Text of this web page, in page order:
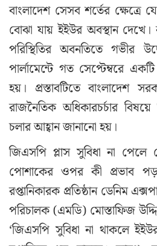
বাংলাদেশ সেসব শর্তের ক্ষেত্রে
বোঝা যায় ইইউর অবস্থান দেখে।
পরিস্থিতির অবনতিতে গভীর
পার্লামেন্টে গত সেপ্টেম্বরে
হয়। প্রস্তাবটিতে বাংলাদেশ
রাজনৈতিক অধিকারচর্চার
চলার আহ্বান জানানো হয়।
জিএসপি প্লাস সুবিধা না পেলে
পোশাকের ওপর কী প্রভাব
রপ্তানিকারক প্রতিষ্ঠান ডেনিম
পরিচালক (এমডি) মোস্তাফিজ
‘জিএসপি সুবিধা না থাকলে